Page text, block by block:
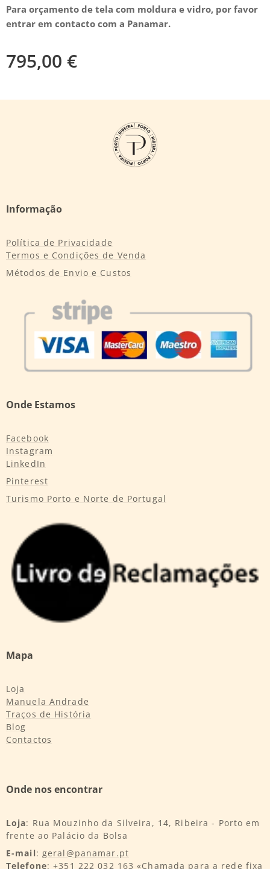
Para orçamento de tela com moldura e vidro, por favor
entrar em contacto com a Panamar.
795,00 €
Informação
Política de Privacidade
Termos e Condições de Venda
Métodos de Envio e Custos
Onde Estamos
Facebook
Instagram
LinkedIn
Pinterest
Turismo Porto e Norte de Portugal
Mapa
Loja
Manuela Andrade
Traços de História
Blog
Contactos
Onde nos encontrar
Loja: Rua Mouzinho da Silveira, 14, Ribeira - Porto em
frente ao Palácio da Bolsa
E-mail: geral@panamar.pt
Telefone: +351 222 032 163 «Chamada para a rede fixa